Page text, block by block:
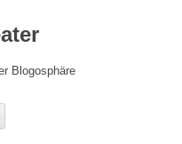
Blogosphäre